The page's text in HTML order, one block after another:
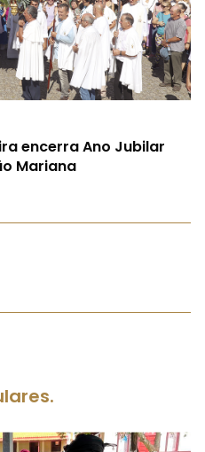
encerra Ano Jubilar
Mariana